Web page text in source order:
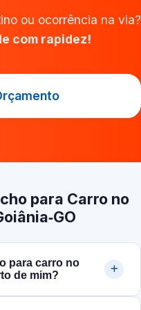
ou ocorrência na via?
com rapidez!
para Carro no
para carro no
de mim?